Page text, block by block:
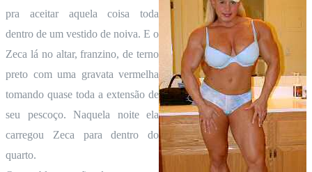
pra aceitar aquela coisa toda
dentro de um vestido de noiva. E o
Zeca lá no altar, franzino, de terno
preto com uma gravata vermelha
tomando quase toda a extensão de
seu pescoço. Naquela noite ela
carregou Zeca para dentro do
quarto.